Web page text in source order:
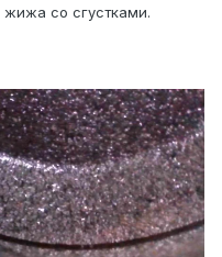
жижа со сгустками.